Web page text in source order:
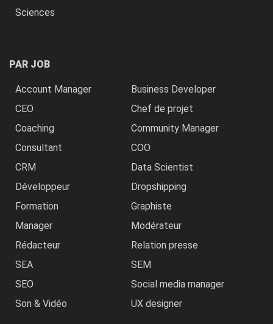
Sciences
PAR JOB
Account Manager
Business Developer
CEO
Chef de projet
Coaching
Community Manager
Consultant
COO
CRM
Data Scientist
Développeur
Dropshipping
Formation
Graphiste
Manager
Modérateur
Rédacteur
Relation presse
SEA
SEM
SEO
Social media manager
Son & Vidéo
UX designer